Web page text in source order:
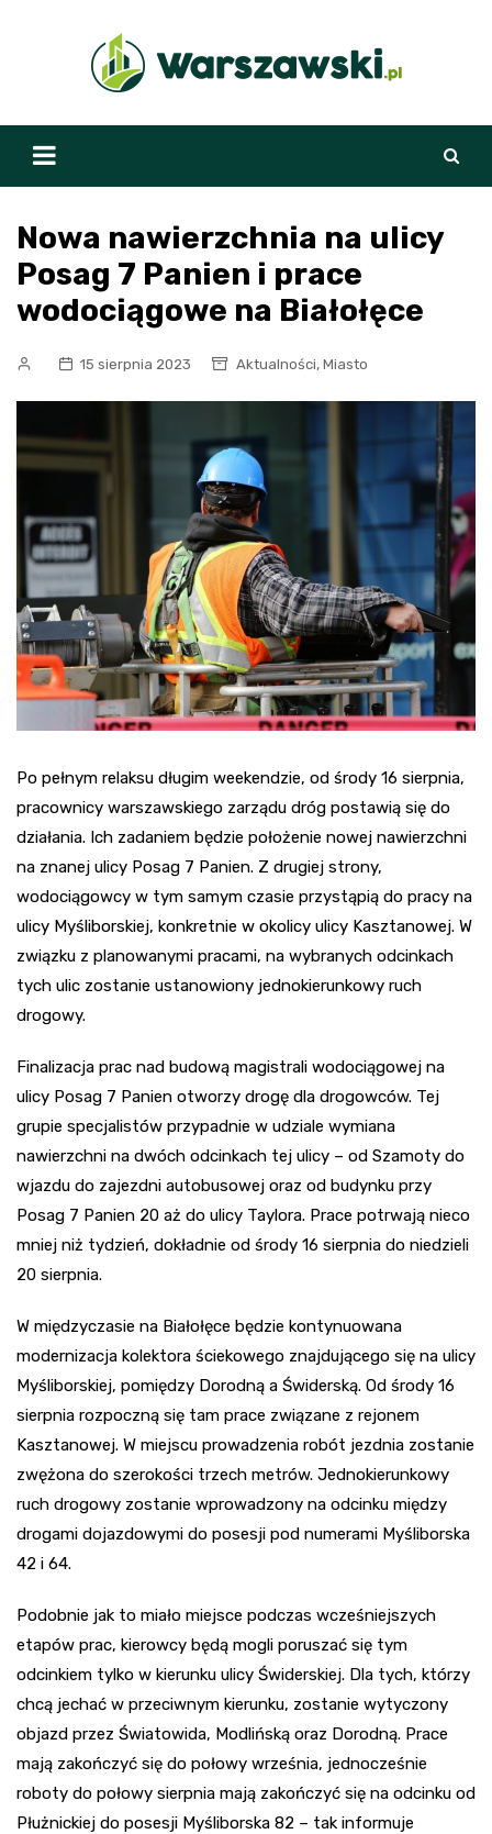
Nowa nawierzchnia na ulicy
Posag 7 Panien i prace
wodociągowe na Białołęce
15 sierpnia 2023 Aktualności, Miasto
Po pełnym relaksu długim weekendzie, od środy 16 sierpnia,
pracownicy warszawskiego zarządu dróg postawią się do
działania. Ich zadaniem będzie położenie nowej nawierzchni
na znanej ulicy Posag 7 Panien. Z drugiej strony,
wodociągowcy w tym samym czasie przystąpią do pracy na
ulicy Myśliborskiej, konkretnie w okolicy ulicy Kasztanowej. W
związku z planowanymi pracami, na wybranych odcinkach
tych ulic zostanie ustanowiony jednokierunkowy ruch
drogowy.
Finalizacja prac nad budową magistrali wodociągowej na
ulicy Posag 7 Panien otworzy drogę dla drogowców. Tej
grupie specjalistów przypadnie w udziale wymiana
nawierzchni na dwóch odcinkach tej ulicy – od Szamoty do
wjazdu do zajezdni autobusowej oraz od budynku przy
Posag 7 Panien 20 aż do ulicy Taylora. Prace potrwają nieco
mniej niż tydzień, dokładnie od środy 16 sierpnia do niedzieli
20 sierpnia.
W międzyczasie na Białołęce będzie kontynuowana
modernizacja kolektora ściekowego znajdującego się na ulicy
Myśliborskiej, pomiędzy Dorodną a Świderską. Od środy 16
sierpnia rozpoczną się tam prace związane z rejonem
Kasztanowej. W miejscu prowadzenia robót jezdnia zostanie
zwężona do szerokości trzech metrów. Jednokierunkowy
ruch drogowy zostanie wprowadzony na odcinku między
drogami dojazdowymi do posesji pod numerami Myśliborska
42 i 64.
Podobnie jak to miało miejsce podczas wcześniejszych
etapów prac, kierowcy będą mogli poruszać się tym
odcinkiem tylko w kierunku ulicy Świderskiej. Dla tych, którzy
chcą jechać w przeciwnym kierunku, zostanie wytyczony
objazd przez Światowida, Modlińską oraz Dorodną. Prace
mają zakończyć się do połowy września, jednocześnie
roboty do połowy sierpnia mają zakończyć się na odcinku od
Płużnickiej do posesji Myśliborska 82 – tak informuje